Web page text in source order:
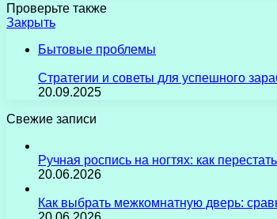
Проверьте также
Закрыть
Бытовые проблемы
Стратегии и советы для успешного
20.09.2025
Свежие записи
Ручная роспись на ногтях: как
20.06.2026
Как выбрать межкомнатную дверь: